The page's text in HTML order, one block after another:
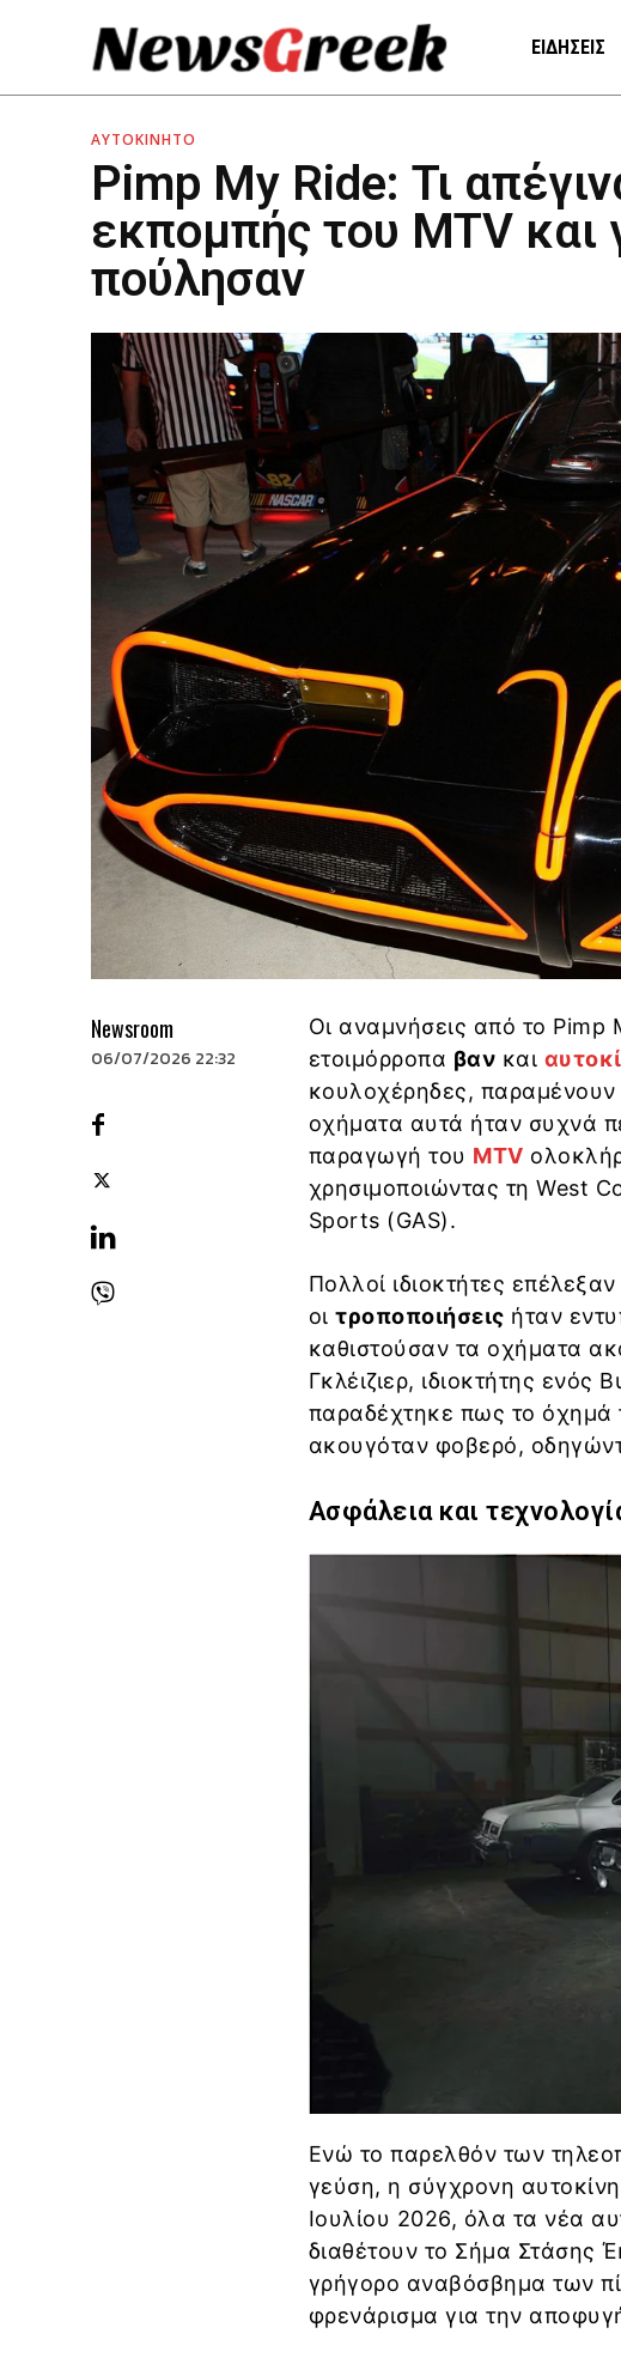
ΕΙΔΗΣΕΙΣ
ΑΥΤΟΚΙΝΗΤΟ
Pimp My Ride: Τι
εκπομπής του MTV και
πούλησαν
Newsroom
06/07/2026 22:32
Οι αναμνήσεις από το Pimp
ετοιμόρροπα βαν και
κουλοχέρηδες, παραμένουν
οχήματα αυτά ήταν συχνά
παραγωγή του MTV
χρησιμοποιώντας τη West
Sports (GAS).
Πολλοί ιδιοκτήτες
οιτροποποιήσεις ήταν
καθιστούσαν τα οχήματα
Γκλέιζιερ, ιδιοκτήτης
παραδέχτηκε πως το όχημά
ακουγόταν φοβερό,
Ασφάλεια και
Ενώ το παρελθόν των
γεύση, η σύγχρονη
Ιουλίου 2026, όλα τα νέα
διαθέτουν το Σήμα Στάσης
γρήγορο αναβόσβημα των
φρενάρισμα για την